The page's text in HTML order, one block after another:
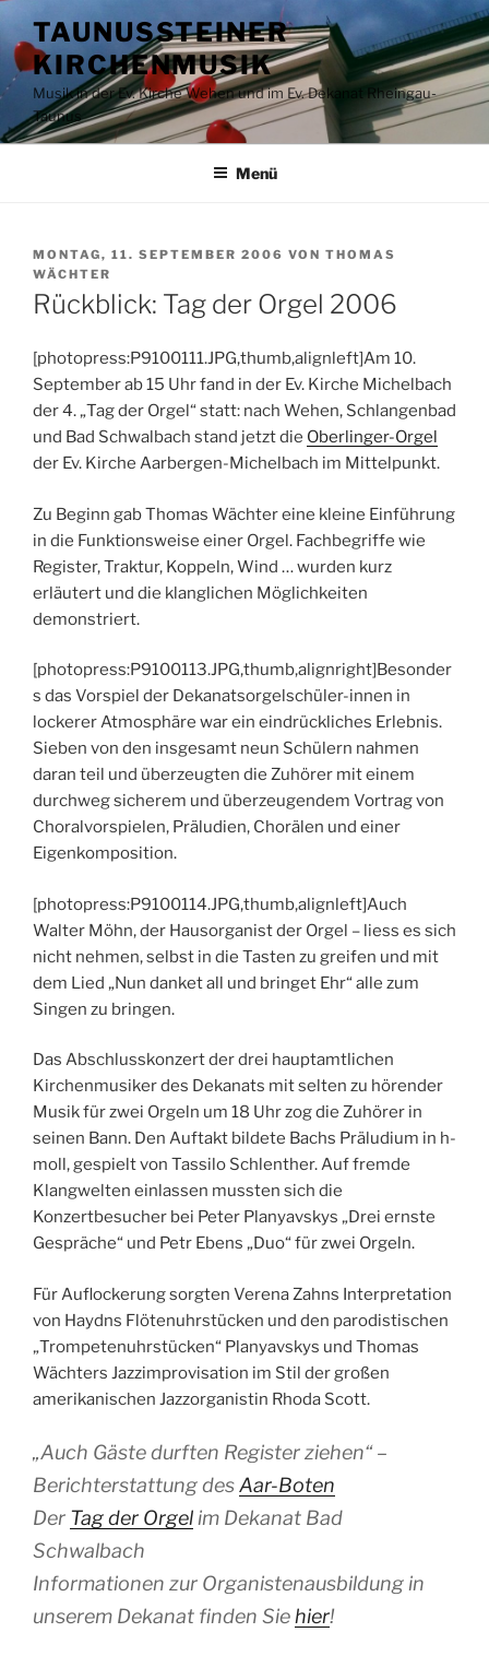
Inhalt
springen
TAUNUSSTEINER
KIRCHENMUSIK
Musik in der Ev. Kirche Wehen und im Ev. Dekanat Rheingau-
Taunus
Menü
VERÖFFENTLICHT
AM
MONTAG, 11. SEPTEMBER 2006 VON THOMAS
WÄCHTER
Rückblick: Tag der Orgel 2006
[photopress:P9100111.JPG,thumb,alignleft]Am 10.
September ab 15 Uhr fand in der Ev. Kirche Michelbach
der 4. „Tag der Orgel“ statt: nach Wehen, Schlangenbad
und Bad Schwalbach stand jetzt die Oberlinger-Orgel
der Ev. Kirche Aarbergen-Michelbach im Mittelpunkt.
Zu Beginn gab Thomas Wächter eine kleine Einführung
in die Funktionsweise einer Orgel. Fachbegriffe wie
Register, Traktur, Koppeln, Wind … wurden kurz
erläutert und die klanglichen Möglichkeiten
demonstriert.
[photopress:P9100113.JPG,thumb,alignright]Besonder
s das Vorspiel der Dekanatsorgelschüler-innen in
lockerer Atmosphäre war ein eindrückliches Erlebnis.
Sieben von den insgesamt neun Schülern nahmen
daran teil und überzeugten die Zuhörer mit einem
durchweg sicherem und überzeugendem Vortrag von
Choralvorspielen, Präludien, Chorälen und einer
Eigenkomposition.
[photopress:P9100114.JPG,thumb,alignleft]Auch
Walter Möhn, der Hausorganist der Orgel – liess es sich
nicht nehmen, selbst in die Tasten zu greifen und mit
dem Lied „Nun danket all und bringet Ehr“ alle zum
Singen zu bringen.
Das Abschlusskonzert der drei hauptamtlichen
Kirchenmusiker des Dekanats mit selten zu hörender
Musik für zwei Orgeln um 18 Uhr zog die Zuhörer in
seinen Bann. Den Auftakt bildete Bachs Präludium in h-
moll, gespielt von Tassilo Schlenther. Auf fremde
Klangwelten einlassen mussten sich die
Konzertbesucher bei Peter Planyavskys „Drei ernste
Gespräche“ und Petr Ebens „Duo“ für zwei Orgeln.
Für Auflockerung sorgten Verena Zahns Interpretation
von Haydns Flötenuhrstücken und den parodistischen
„Trompetenuhrstücken“ Planyavskys und Thomas
Wächters Jazzimprovisation im Stil der großen
amerikanischen Jazzorganistin Rhoda Scott.
„Auch Gäste durften Register ziehen“ –
Berichterstattung desAar-Boten
Der Tag der Orgelim Dekanat Bad
Schwalbach
Informationen zur Organistenausbildung in
unserem Dekanat finden Siehier!